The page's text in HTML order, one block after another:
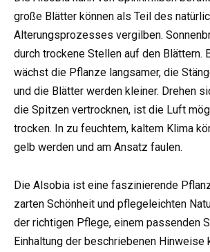
große Blätter können als Teil des
Alterungsprozesses vergilben.
durch trockene Stellen auf den Blättern.
wächst die Pflanze langsamer, die
und die Blätter werden kleiner. Drehen
die Spitzen vertrocknen, ist die Luft
trocken. In zu feuchtem, kaltem Klima
gelb werden und am Ansatz faulen.
Die Alsobia ist eine faszinierende
zarten Schönheit und pflegeleichten
der richtigen Pflege, einem passenden
Einhaltung der beschriebenen Hinweise